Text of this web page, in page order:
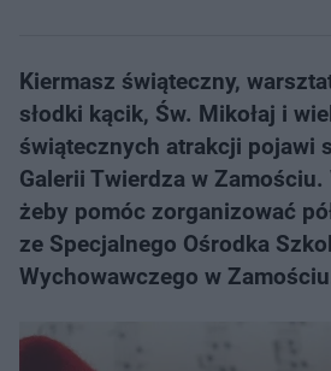
Kiermasz świąteczny,
słodki kącik, Św. Mikołaj i
świątecznych atrakcji pojawi
Galerii Twierdza w
żeby pomóc zorganizować
ze Specjalnego Ośrodka
Wychowawczego w